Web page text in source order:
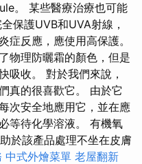
。 某些醫療治療也可能
保護UVB和UVA射線，
症反應，應使用高保護。
物理防曬霜的顏色，但是
吸收。 對於我們來說，
真的很喜歡它。 由於它
次安全地應用它，並在應
等待化學溶液。 有機氧
於該產品處理不坐在皮膚
中式外燴菜單 老屋翻新